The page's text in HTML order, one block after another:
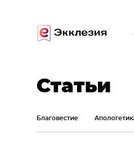
Статьи
Благовестие